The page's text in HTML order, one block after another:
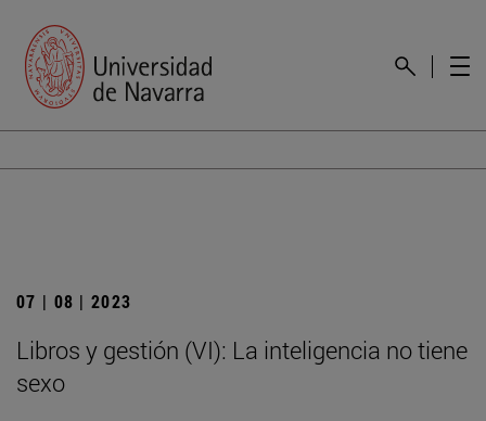
07 | 08 | 2023
Libros y gestión (VI): La inteligencia no tiene
sexo